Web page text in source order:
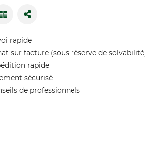
rapide
sur facture (sous réserve de
rapide
sécurisé
de professionnels